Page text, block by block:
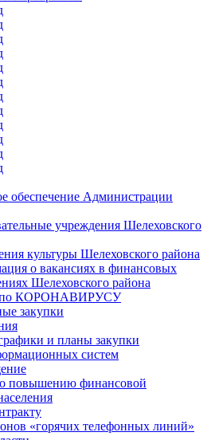
обеспечение Администрации
учреждения Шелеховского
культуры Шелеховского района
о вакансиях в финансовых
Шелеховского района
по КОРОНАВИРУСУ
закупки
и планы закупки
систем
повышению финансовой
«горячих телефонных линий»